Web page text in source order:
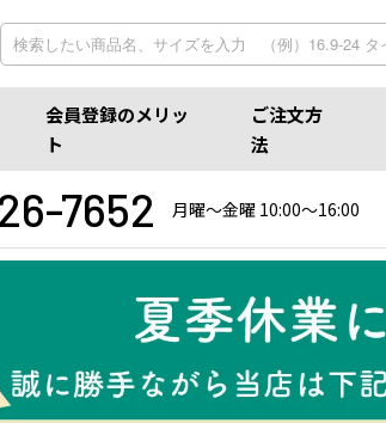
会員登録のメリッ
ト
ご注文方
法
7652 月曜〜金曜 10:00〜16:00